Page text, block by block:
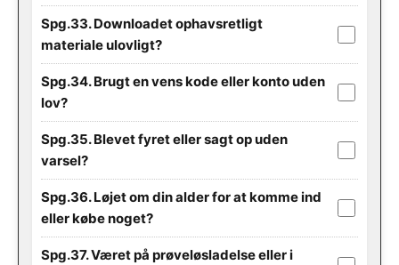
Spg.33. Downloadet ophavsretligt
materiale ulovligt?
Spg.34. Brugt en vens kode eller konto uden
lov?
Spg.35. Blevet fyret eller sagt op uden
varsel?
Spg.36. Løjet om din alder for at komme ind
eller købe noget?
Spg.37. Været på prøveløsladelse eller i